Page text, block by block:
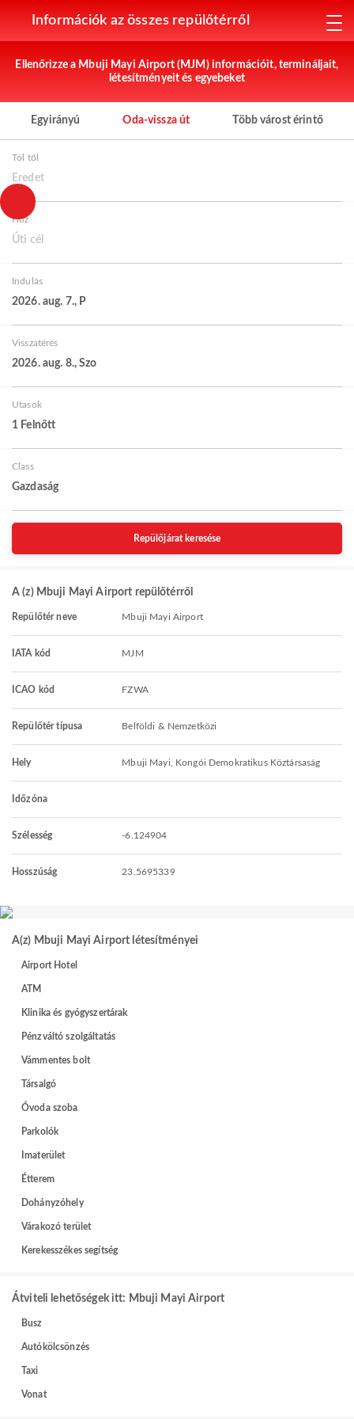
Információk az összes repülőtérről
Ellenőrizze a Mbuji Mayi Airport (MJM) információit, termináljait,
létesítményeit és egyebeket
Egyirányú Oda-vissza út Több várost érintő
Tól től
Eredet
Hoz
Úti cél
Indulás
2026. aug. 7., P
Visszatérés
2026. aug. 8., Szo
Utasok
1 Felnőtt
Class
Gazdaság
Repülőjárat keresése
A (z) Mbuji Mayi Airport repülőtérről
Repülőtér neve Mbuji Mayi Airport
IATA kód MJM
ICAO kód FZWA
Repülőtér típusa Belföldi & Nemzetközi
Hely Mbuji Mayi, Kongói Demokratikus Köztársaság
Időzóna
Szélesség -6.124904
Hosszúság 23.5695339
A(z) Mbuji Mayi Airport létesítményei
Airport Hotel
ATM
Klinika és gyógyszertárak
Pénzváltó szolgáltatás
Vámmentes bolt
Társalgó
Óvoda szoba
Parkolók
Imaterület
Étterem
Dohányzóhely
Várakozó terület
Kerekesszékes segítség
Átviteli lehetőségek itt: Mbuji Mayi Airport
Busz
Autókölcsönzés
Taxi
Vonat